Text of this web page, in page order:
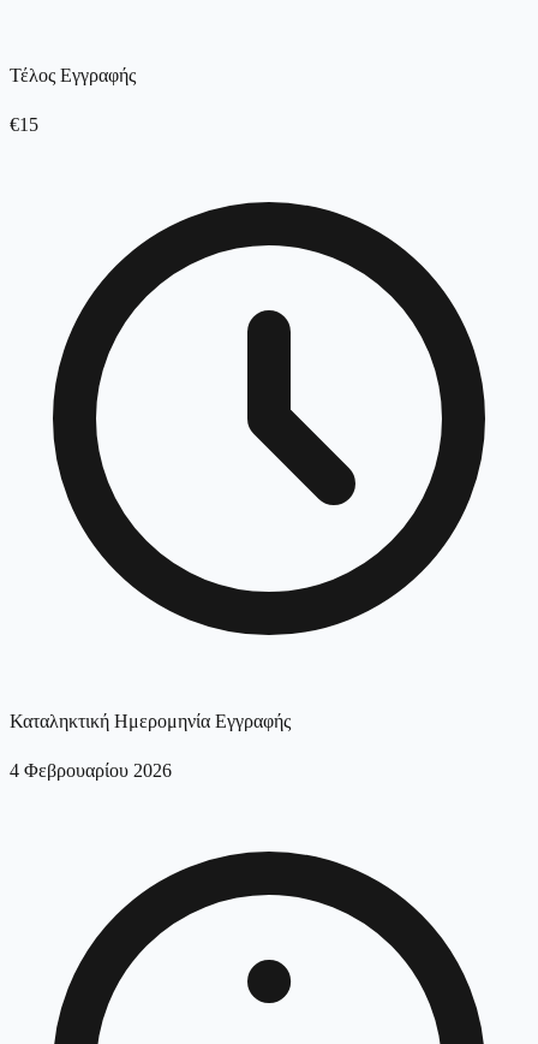
Τέλος Εγγραφής
€15
Καταληκτική Ημερομηνία Εγγραφής
4 Φεβρουαρίου 2026